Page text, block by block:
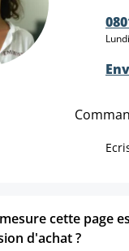
cette page
d'achat ?